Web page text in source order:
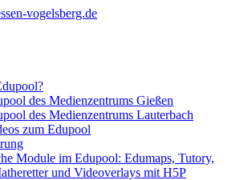
vogelsberg.de
Gießen-Vogelsberg
des Medienzentrums Gießen
des Medienzentrums Lauterbach
zum Edupool
Module im Edupool: Edumaps, Tutory,
und Videoverlays mit H5P